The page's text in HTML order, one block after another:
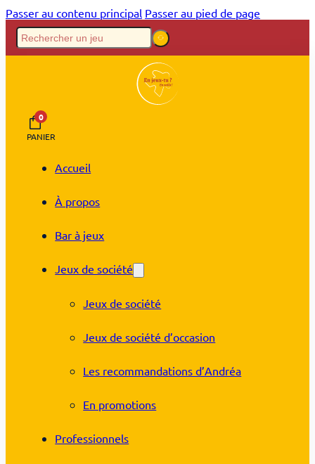
Passer au contenu principal Passer au pied de page
0
PANIER
Accueil
À propos
Bar à jeux
Jeux de société
Jeux de société
Jeux de société d’occasion
Les recommandations d’Andréa
En promotions
Professionnels